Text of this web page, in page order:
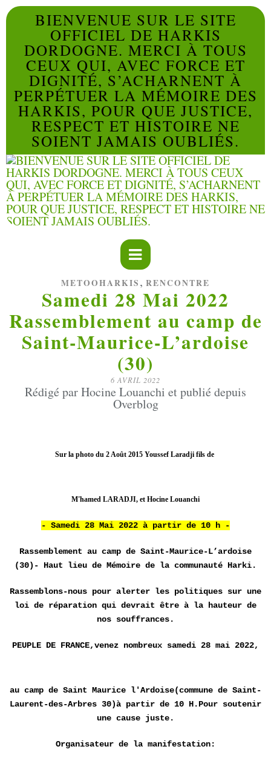
BIENVENUE SUR LE SITE
OFFICIEL DE HARKIS
DORDOGNE. MERCI À TOUS
CEUX QUI, AVEC FORCE ET
DIGNITÉ, S’ACHARNENT À
PERPÉTUER LA MÉMOIRE DES
HARKIS, POUR QUE JUSTICE,
RESPECT ET HISTOIRE NE
SOIENT JAMAIS OUBLIÉS.
METOOHARKIS , RENCONTRE
Samedi 28 Mai 2022
Rassemblement au camp de
Saint-Maurice-L’ardoise
(30)
6 AVRIL 2022
Rédigé par Hocine Louanchi et publié depuis
Overblog
Sur la photo du 2Août 2015 Youssef Laradji fils de
M'hamed LARADJI, et Hocine Louanchi
- Samedi 28 Mai 2022 à partir de 10 h -
Rassemblement au camp de Saint-Maurice-L’ardoise
(30)- Haut lieu de Mémoire de la communauté Harki.
Rassemblons-nous pour alerter les politiques sur une
loi de réparation qui devrait être à la hauteur de
nos souffrances.
PEUPLE DE FRANCE,venez nombreux samedi 28 mai 2022,
au camp de Saint Maurice l'Ardoise(commune de Saint-
Laurent-des-Arbres 30)à partir de 10 H.Pour soutenir
une cause juste.
Organisateur de la manifestation: